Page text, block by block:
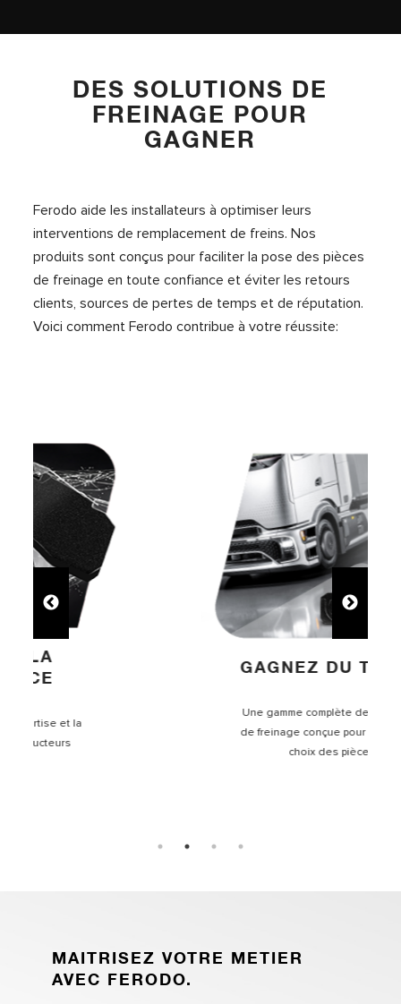
DES SOLUTIONS DE
FREINAGE POUR
GAGNER
Ferodo aide les installateurs à optimiser leurs
interventions de remplacement de freins. Nos
produits sont conçus pour faciliter la pose des pièces
de freinage en toute confiance et éviter les retours
clients, sources de pertes de temps et de réputation.
Voici comment Ferodo contribue à votre réussite:
GAGNEZ DU TEMPS
Une gamme complète de systèmes
de freinage conçue pour simplifier le
MAITRISEZ VOTRE METIER
AVEC FERODO.